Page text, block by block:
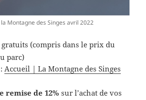
Montagne des Singes avril 2022
(compris dans le prix du
parc)
:Accueil | La Montagne des Singes
remise de 12% sur l’achat de vos